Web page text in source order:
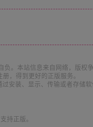
。本站信息来自网络，版权争
，得到更好的正版服务。
安装、显示、传输或者存储
持正版。